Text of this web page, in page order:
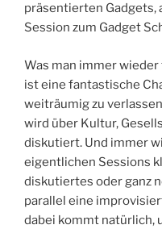
präsentierten Gadgets,
Session zum Gadget
Was man immer
ist eine fantastische
weiträumig zu
wird über Kultur,
diskutiert. Und immer
eigentlichen Sessions
diskutiertes oder ganz
parallel eine
dabei kommt natürlich,